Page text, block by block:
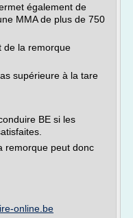
également de
MMA de plus de 750
la remorque
supérieure à la tare
BE si les
remorque peut donc
online.be